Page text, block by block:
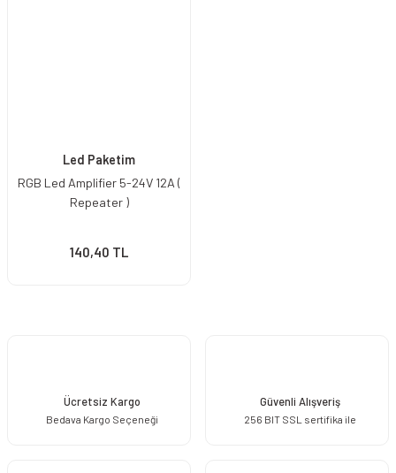
Led Paketim
RGB Led Amplifier 5-24V 12A (
Repeater )
140,40 TL
Ücretsiz Kargo
Bedava Kargo Seçeneği
Güvenli Alışveriş
256 BIT SSL sertifika ile